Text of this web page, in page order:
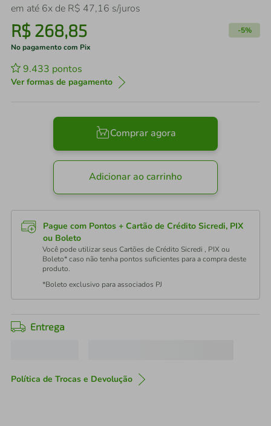
em até 6x de R$ 47,16 s/juros
R$ 268,85 -5%
No pagamento com Pix
9.433 pontos
Ver formas de pagamento
Comprar agora
Adicionar ao carrinho
Pague com Pontos + Cartão de Crédito Sicredi, PIX
ou Boleto
Você pode utilizar seus Cartões de Crédito Sicredi , PIX ou
Boleto* caso não tenha pontos suficientes para a compra deste
produto.
*Boleto exclusivo para associados PJ
Entrega
Política de Trocas e Devolução